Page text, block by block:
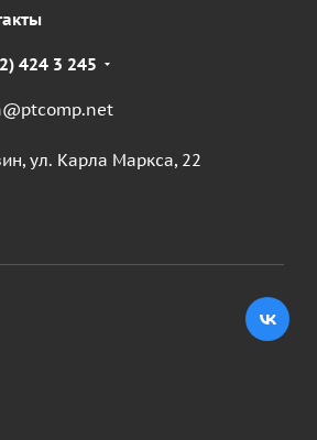
424 3 245
ул. Карла Маркса, 22